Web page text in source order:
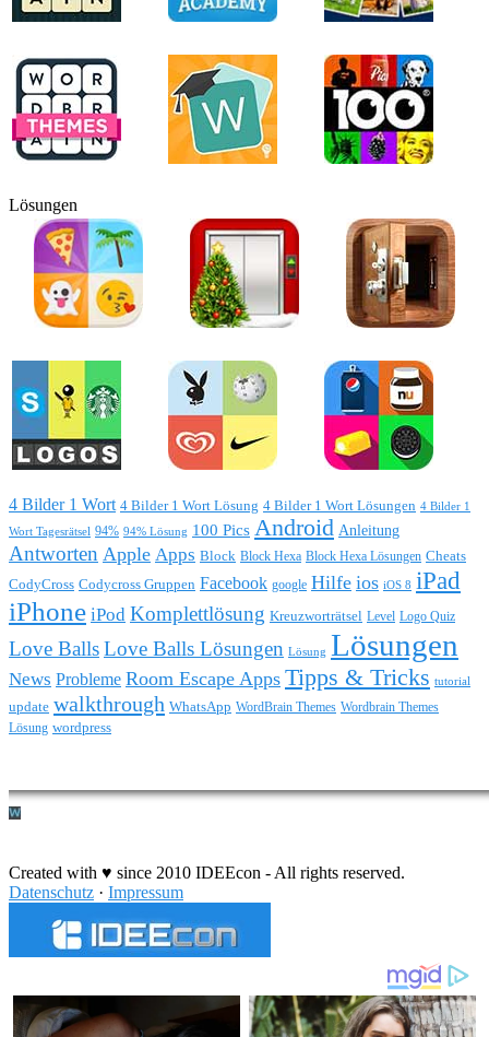
Lösungen
4 Bilder 1 Wort 4 Bilder 1 Wort Lösung 4 Bilder 1 Wort Lösungen 4 Bilder 1
Wort Tagesrätsel 94% 94% Lösung 100 Pics Android Anleitung
Antworten Apple Apps Block Block Hexa Block Hexa Lösungen Cheats
CodyCross Codycross Gruppen Facebook google Hilfe ios iOS 8 iPad
iPhone iPod Komplettlösung Kreuzworträtsel Level Logo Quiz
Love BallsLove Balls Lösungen Lösung Lösungen
News Probleme Room Escape Apps Tipps & Tricks tutorial
update walkthrough WhatsApp WordBrain Themes Wordbrain Themes
Lösung wordpress
Created with ♥ since 2010 IDEEcon - All rights reserved.
Datenschutz · Impressum